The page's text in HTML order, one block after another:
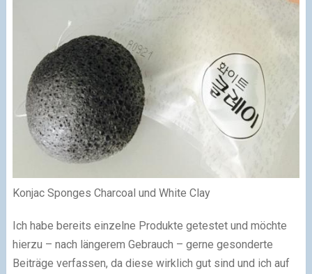
Konjac Sponges Charcoal und White Clay
Ich habe bereits einzelne Produkte getestet und möchte
hierzu – nach längerem Gebrauch – gerne gesonderte
Beiträge verfassen, da diese wirklich gut sind und ich auf